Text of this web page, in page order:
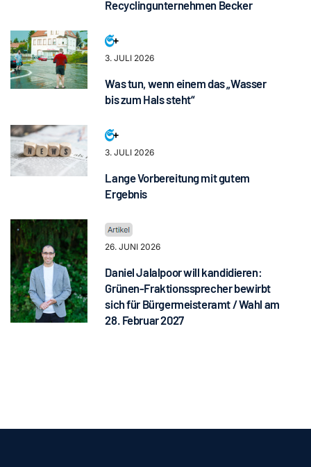
Recyclingunternehmen Becker
3. JULI 2026
Was tun, wenn einem das „Wasser
bis zum Hals steht“
3. JULI 2026
Lange Vorbereitung mit gutem
Ergebnis
26. JUNI 2026
Daniel Jalalpoor will kandidieren:
Grünen-Fraktionssprecher bewirbt
sich für Bürgermeisteramt / Wahl am
28. Februar 2027